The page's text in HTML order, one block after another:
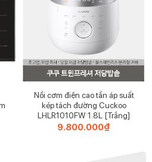
885 có nhiều tốc độ và chế độ
bạn điều chỉnh theo mong
Nồi cơm điện cao tần áp suất
kép tách đường Cuckoo
LHLR1010FW 1.8L [Trắng]
9.800.000₫